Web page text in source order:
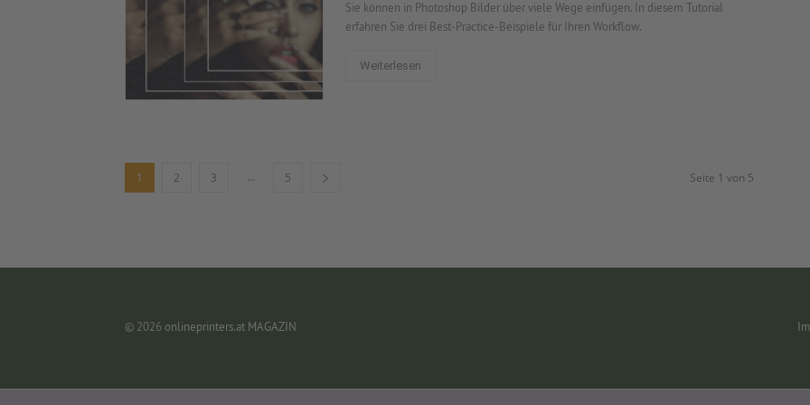
Sie können in Photoshop Bilder über viele Wege einfügen. In diesem Tutorial
erfahren Sie drei Best-Practice-Beispiele für Ihren Workflow.
Weiterlesen
1 2 3 ... 5 Seite 1 von 5
© 2026 onlineprinters.at MAGAZIN